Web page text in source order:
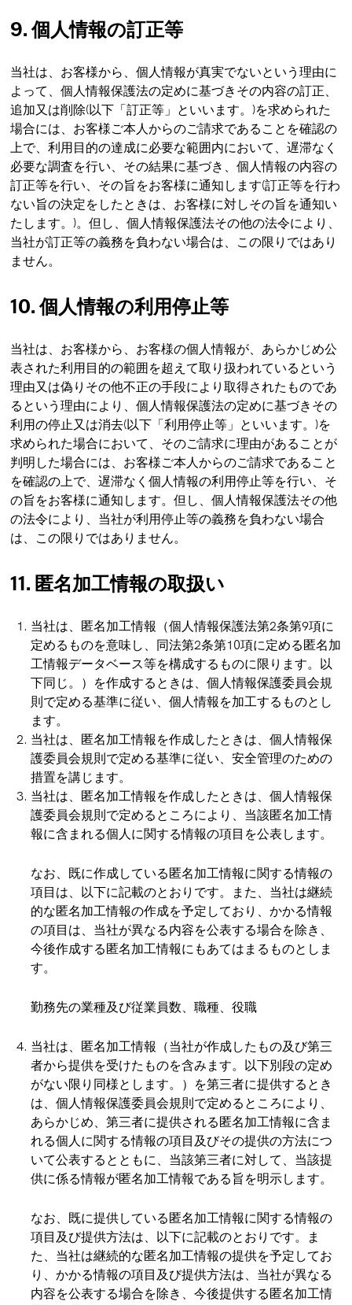
9. 個人情報の訂正等
当社は、お客様から、個人情報が真実でないという理由に
よって、個人情報保護法の定めに基づきその内容の訂正、
追加又は削除(以下「訂正等」といいます。)を求められた
場合には、お客様ご本人からのご請求であることを確認の
上で、利用目的の達成に必要な範囲内において、遅滞なく
必要な調査を行い、その結果に基づき、個人情報の内容の
訂正等を行い、その旨をお客様に通知します(訂正等を行わ
ない旨の決定をしたときは、お客様に対しその旨を通知い
たします。)。但し、個人情報保護法その他の法令により、
当社が訂正等の義務を負わない場合は、この限りではあり
ません。
10. 個人情報の利用停止等
当社は、お客様から、お客様の個人情報が、あらかじめ公
表された利用目的の範囲を超えて取り扱われているという
理由又は偽りその他不正の手段により取得されたものであ
るという理由により、個人情報保護法の定めに基づきその
利用の停止又は消去(以下「利用停止等」といいます。)を
求められた場合において、そのご請求に理由があることが
判明した場合には、お客様ご本人からのご請求であること
を確認の上で、遅滞なく個人情報の利用停止等を行い、そ
の旨をお客様に通知します。但し、個人情報保護法その他
の法令により、当社が利用停止等の義務を負わない場合
は、この限りではありません。
11. 匿名加工情報の取扱い
当社は、匿名加工情報（個人情報保護法第2条第9項に
定めるものを意味し、同法第2条第10項に定める匿名加
工情報データベース等を構成するものに限ります。以
下同じ。）を作成するときは、個人情報保護委員会規
則で定める基準に従い、個人情報を加工するものとし
ます。
当社は、匿名加工情報を作成したときは、個人情報保
護委員会規則で定める基準に従い、安全管理のための
措置を講じます。
当社は、匿名加工情報を作成したときは、個人情報保
護委員会規則で定めるところにより、当該匿名加工情
報に含まれる個人に関する情報の項目を公表します。
なお、既に作成している匿名加工情報に関する情報の
項目は、以下に記載のとおりです。また、当社は継続
的な匿名加工情報の作成を予定しており、かかる情報
の項目は、当社が異なる内容を公表する場合を除き、
今後作成する匿名加工情報にもあてはまるものとしま
す。
勤務先の業種及び従業員数、職種、役職
当社は、匿名加工情報（当社が作成したもの及び第三
者から提供を受けたものを含みます。以下別段の定め
がない限り同様とします。）を第三者に提供するとき
は、個人情報保護委員会規則で定めるところにより、
あらかじめ、第三者に提供される匿名加工情報に含ま
れる個人に関する情報の項目及びその提供の方法につ
いて公表するとともに、当該第三者に対して、当該提
供に係る情報が匿名加工情報である旨を明示します。
なお、既に提供している匿名加工情報に関する情報の
項目及び提供方法は、以下に記載のとおりです。ま
た、当社は継続的な匿名加工情報の提供を予定してお
り、かかる情報の項目及び提供方法は、当社が異なる
内容を公表する場合を除き、今後提供する匿名加工情